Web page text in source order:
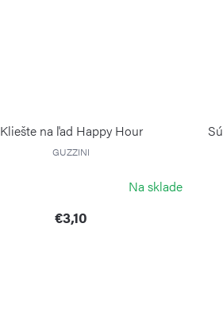
Kliešte na ľad Happy Hour
GUZZINI
Na sklade
€3,10